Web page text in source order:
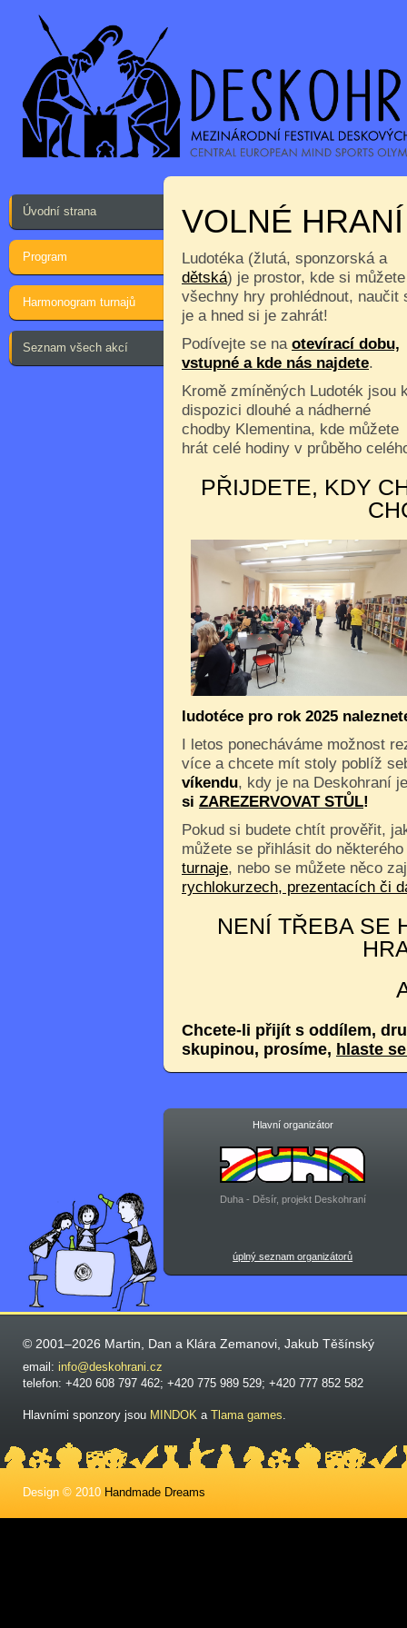
Úvodní strana
Program
Harmonogram turnajů
Seznam všech akcí
VOLNÉ
Ludotéka (žlutá, sponzorská a
dětská) je prostor, kde si můžete
všechny hry prohlédnout, naučit
je a hned si je zahrát!
Podívejte se na otevírací dobu,
vstupné a kde nás najdete.
Kromě zmíněných Ludoték jsou
dispozici dlouhé a nádherné
chodby Klementina, kde můžete
hrát celé hodiny v průběho
PŘIJDETE, KDY
ludotéce pro rok 2025
I letos ponecháváme možnost
více a chcete mít stoly poblíž
víkendu, kdy je na Deskohraní
si ZAREZERVOVAT STŮL!
Pokud si budete chtít prověřit,
můžete se přihlásit do
turnaje, nebo se můžete něco
rychlokurzech, prezentacích či
NENÍ TŘEBA SE
Chcete-li přijít s oddílem,
skupinou, prosíme, hlaste
Hlavní organizátor
Duha - Děsír, projekt Deskohraní
úplný seznam organizátorů
© 2001–2026 Martin, Dan a Klára Zemanovi, Jakub Těšínský
email: info@deskohrani.cz
telefon: +420 608 797 462; +420 775 989 529; +420 777 852 582
Hlavními sponzory jsou MINDOK a Tlama games.
Design © 2010 Handmade Dreams